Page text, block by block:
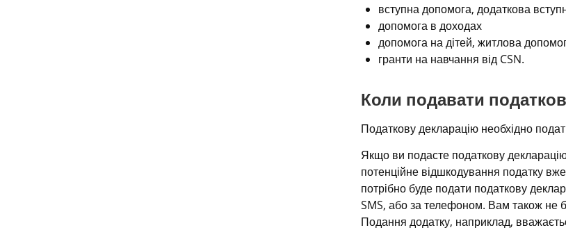
вступна допомога, додаткова
допомога в доходах
допомога на дітей, житлова
гранти на навчання від CSN.
Коли подавати
Податкову декларацію необхідно
Якщо ви подасте податкову
потенційне відшкодування податку
потрібно буде подати податкову
SMS, або за телефоном. Вам також не
Подання додатку, наприклад,